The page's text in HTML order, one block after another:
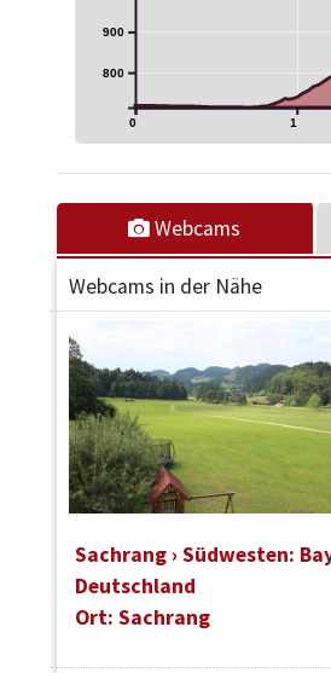
0 1
800
900
Webcams
Webcams in der Nähe
Sachrang › Südwesten:
Deutschland
Ort: Sachrang